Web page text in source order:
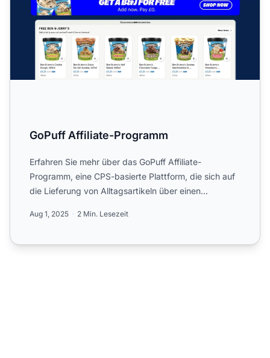
GoPuff Affiliate-Programm
Erfahren Sie mehr über das GoPuff Affiliate-
Programm, eine CPS-basierte Plattform, die sich auf
die Lieferung von Alltagsartikeln über einen
Aug 1, 2025 2 Min. Lesezeit